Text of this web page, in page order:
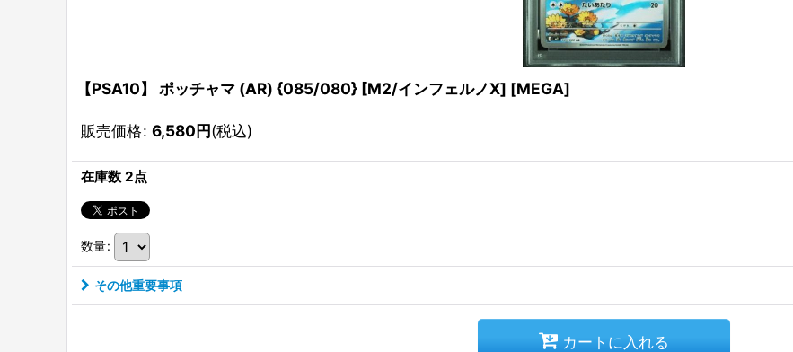
【PSA10】 ポッチャマ (AR) {085/080} [M2/インフェルノX] [MEGA]
販売価格: 6,580円(税込)
在庫数 2点
数量:
その他重要事項
カートに入れる